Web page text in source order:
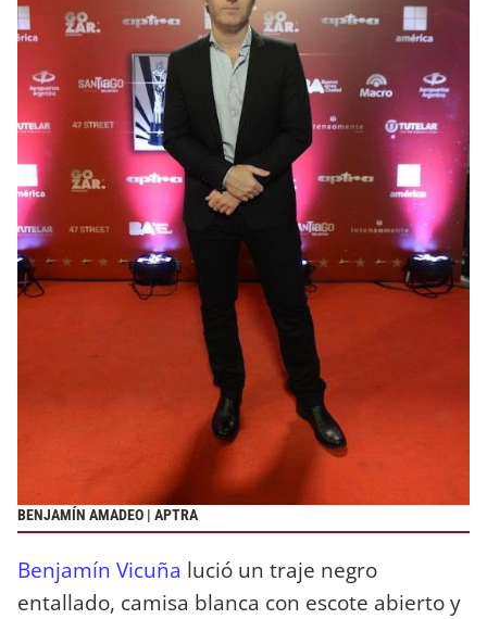
BENJAMÍN AMADEO | APTRA
Benjamín Vicuña lució un traje negro
entallado, camisa blanca con escote abierto y